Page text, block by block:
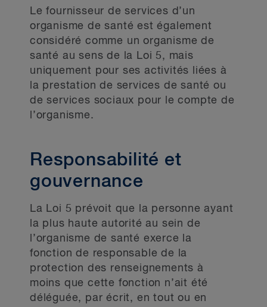
Le fournisseur de services d’un
organisme de santé est également
considéré comme un organisme de
santé au sens de la Loi 5, mais
uniquement pour ses activités liées à
la prestation de services de santé ou
de services sociaux pour le compte de
l’organisme.
Responsabilité et
gouvernance
La Loi 5 prévoit que la personne ayant
la plus haute autorité au sein de
l’organisme de santé exerce la
fonction de responsable de la
protection des renseignements à
moins que cette fonction n’ait été
déléguée, par écrit, en tout ou en